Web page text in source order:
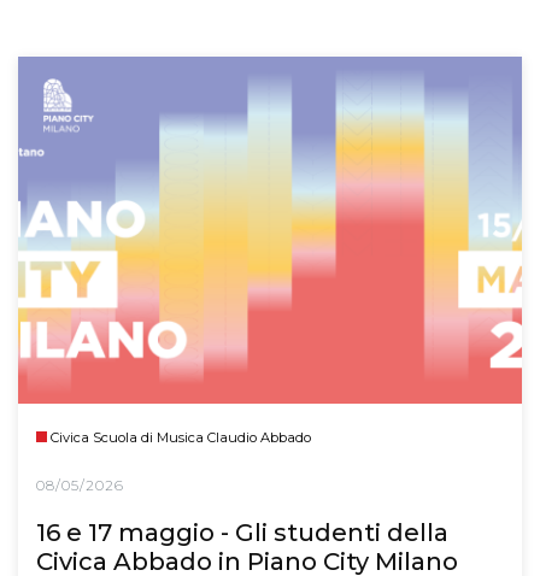
Civica Scuola di Musica Claudio Abbado
08/05/2026
16 e 17 maggio - Gli studenti della
Civica Abbado in Piano City Milano